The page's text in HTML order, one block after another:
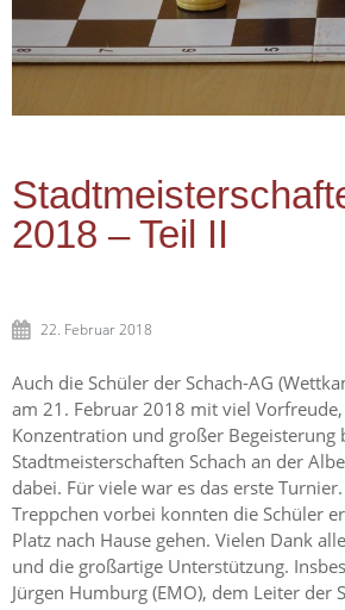
2018 – Teil II
22. Februar 2018
Auch die Schüler der Schach-AG
am 21. Februar 2018 mit viel
Konzentration und großer Begeisterung
Stadtmeisterschaften Schach an der
dabei. Für viele war es das erste
Treppchen vorbei konnten die Schüler
Platz nach Hause gehen. Vielen Dank
und die großartige Unterstützung.
Jürgen Humburg (EMO), dem Leiter der